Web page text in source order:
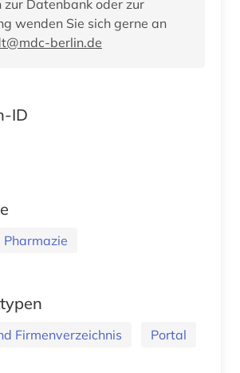
zur Datenbank oder zur
wenden Sie sich gerne an
berlin.de
ID
Pharmazie
Firmenverzeichnis Portal